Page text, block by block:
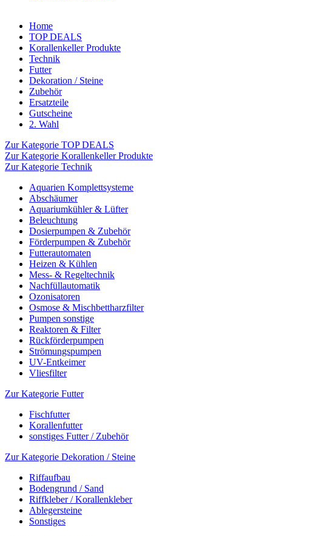
Home
TOP DEALS
Korallenkeller Produkte
Technik
Futter
Dekoration / Steine
Zubehör
Ersatzteile
Gutscheine
2. Wahl
Zur Kategorie TOP DEALS
Zur Kategorie Korallenkeller Produkte
Zur Kategorie Technik
Aquarien Komplettsysteme
Abschäumer
Aquariumkühler & Lüfter
Beleuchtung
Dosierpumpen & Zubehör
Förderpumpen & Zubehör
Futterautomaten
Heizen & Kühlen
Mess- & Regeltechnik
Nachfüllautomatik
Ozonisatoren
Osmose & Mischbettharzfilter
Pumpen sonstige
Reaktoren & Filter
Rückförderpumpen
Strömungspumpen
UV-Entkeimer
Vliesfilter
Zur Kategorie Futter
Fischfutter
Korallenfutter
sonstiges Futter / Zubehör
Zur Kategorie Dekoration / Steine
Riffaufbau
Bodengrund / Sand
Riffkleber / Korallenkleber
Ablegersteine
Sonstiges